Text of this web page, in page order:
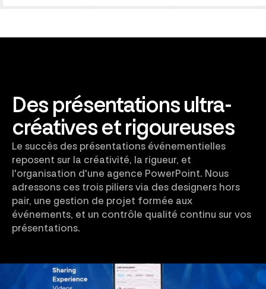
Des présentations ultra-
créatives et rigoureuses
Le succès des présentations événementielles
reposent sur la créativité, la rigueur, et
l'organisation d'une agence PowerPoint. Nous
adressons ces trois piliers via des designers hors
pair, une gestion de projet formée aux
événements, et un contrôle qualité continu sur vos
présentations.